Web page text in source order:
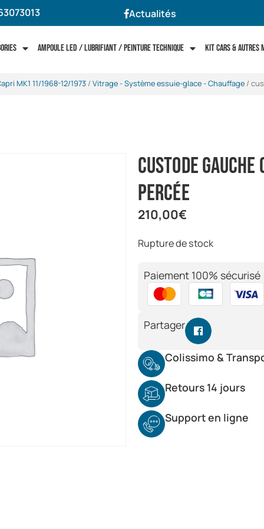
Actualités
Ampoule LED / Lubrifiant / Peinture technique Kit cars & autres
MK1 11/1968-12/1973/ Vitrage - Système essuie-glace - Chauffage/
custode
percée
210,00€
Rupture de stock
Paiement 100% sécurisé
Partager
Colissimo &
Retours 14 jours
Support en ligne